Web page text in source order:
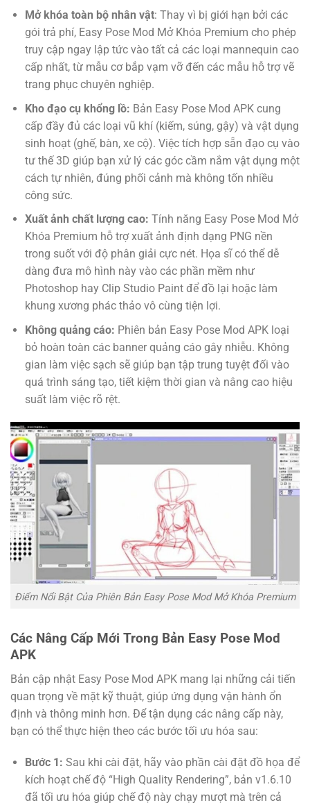
Mở khóa toàn bộ nhân vật: Thay vì bị giới hạn bởi các
gói trả phí, Easy Pose Mod Mở Khóa Premium cho phép
truy cập ngay lập tức vào tất cả các loại mannequin cao
cấp nhất, từ mẫu cơ bắp vạm vỡ đến các mẫu hỗ trợ vẽ
trang phục chuyên nghiệp.
Kho đạo cụ khổng lồ: Bản Easy Pose Mod APK cung
cấp đầy đủ các loại vũ khí (kiếm, súng, gậy) và vật dụng
sinh hoạt (ghế, bàn, xe cộ). Việc tích hợp sẵn đạo cụ vào
tư thế 3D giúp bạn xử lý các góc cầm nắm vật dụng một
cách tự nhiên, đúng phối cảnh mà không tốn nhiều
công sức.
Xuất ảnh chất lượng cao: Tính năng Easy Pose Mod Mở
Khóa Premium hỗ trợ xuất ảnh định dạng PNG nền
trong suốt với độ phân giải cực nét. Họa sĩ có thể dễ
dàng đưa mô hình này vào các phần mềm như
Photoshop hay Clip Studio Paint để đồ lại hoặc làm
khung xương phác thảo vô cùng tiện lợi.
Không quảng cáo: Phiên bản Easy Pose Mod APK loại
bỏ hoàn toàn các banner quảng cáo gây nhiễu. Không
gian làm việc sạch sẽ giúp bạn tập trung tuyệt đối vào
quá trình sáng tạo, tiết kiệm thời gian và nâng cao hiệu
suất làm việc rõ rệt.
Điểm Nổi Bật Của Phiên Bản Easy Pose Mod Mở Khóa Premium
Các Nâng Cấp Mới Trong Bản Easy Pose Mod
APK
Bản cập nhật Easy Pose Mod APK mang lại những cải tiến
quan trọng về mặt kỹ thuật, giúp ứng dụng vận hành ổn
định và thông minh hơn. Để tận dụng các nâng cấp này,
bạn có thể thực hiện theo các bước tối ưu hóa sau:
Bước 1: Sau khi cài đặt, hãy vào phần cài đặt đồ họa để
kích hoạt chế độ “High Quality Rendering”, bản v1.6.10
đã tối ưu hóa giúp chế độ này chạy mượt mà trên cả